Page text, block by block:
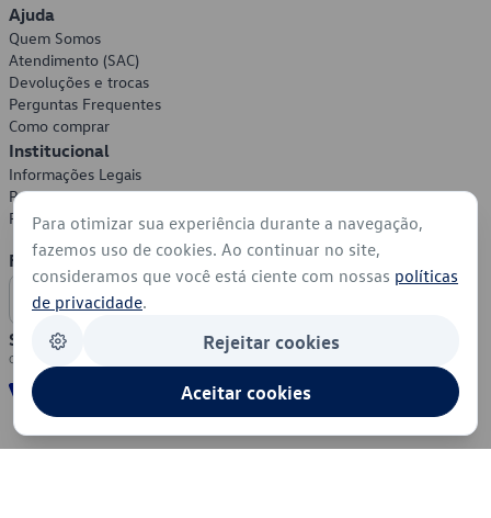
Ajuda
Quem Somos
Atendimento (SAC)
Devoluções e trocas
Perguntas Frequentes
Como comprar
Institucional
Informações Legais
Política de Privacidade
Política de Cookies
Formas de Pagamento
Segurança
Para otimizar sua experiência durante a navegação,
fazemos uso de cookies. Ao continuar no site,
consideramos que você está ciente com nossas políticas
de privacidade.
Rejeitar cookies
Aceitar cookies